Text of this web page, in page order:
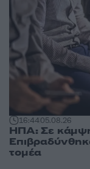
16:4405.08.26
ΗΠΑ: Σε κάμψη
τομέα